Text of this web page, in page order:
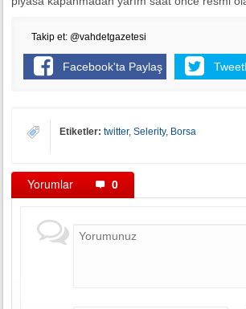
Takip et: @vahdetgazetesi
Facebook'ta Paylaş
Etiketler: twitter, Selerity, Borsa
Yorumlar 0